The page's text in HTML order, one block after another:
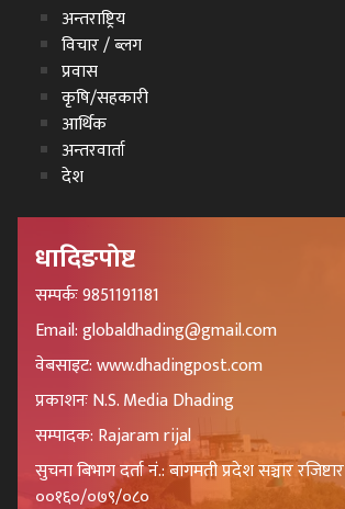
अन्तराष्ट्रिय
विचार / ब्लग
प्रवास
कृषि/सहकारी
आर्थिक
अन्तरवार्ता
देश
धादिङपोष्ट
सम्पर्कः 9851191181
Email: globaldhading@gmail.com
वेबसाइट: www.dhadingpost.com
प्रकाशनः N.S. Media Dhading
सम्पादक: Rajaram rijal
सुचना बिभाग दर्ता नं.: बागमती प्रदेश सञ्चार रजिष्टार
००१६०/०७९/०८०